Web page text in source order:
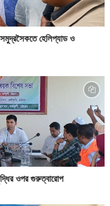
সমুদ্রসৈকতে হেলিপ্যাড ও
ওপর গুরুত্বারোপ